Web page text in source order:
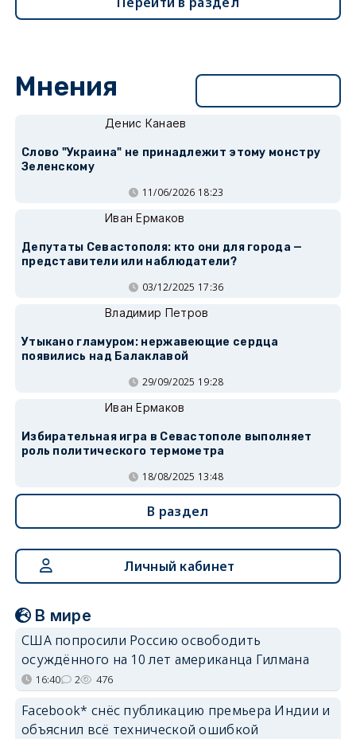
Мнения
Денис Канаев
Слово "Украина" не принадлежит этому монстру
Зеленскому
11/06/2026 18:23
Иван Ермаков
Депутаты Севастополя: кто они для города —
представители или наблюдатели?
03/12/2025 17:36
Владимир Петров
Утыкано гламуром: нержавеющие сердца
появились над Балаклавой
29/09/2025 19:28
Иван Ермаков
Избирательная игра в Севастополе выполняет
роль политического термометра
18/08/2025 13:48
В раздел
Личный кабинет
В мире
США попросили Россию освободить
осуждённого на 10 лет американца Гилмана
16:40 2 476
Facebook* снёс публикацию премьера Индии и
объяснил всё технической ошибкой